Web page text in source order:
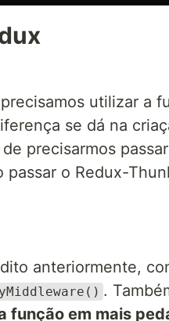
utilizar a
se dá na
precisarmos
o Redux-
anteriormente,
.
função em mais